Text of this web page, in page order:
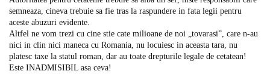
semneaza, cineva trebuie sa fie tras la raspundere in fata legii pentru
aceste abuzuri evidente.
Altfel ne vom trezi cu cine stie cate milioane de noi „tovarasi”, care n-au
nici in clin nici maneca cu Romania, nu locuiesc in aceasta tara, nu
platesc taxe la statul roman, dar au toate drepturile legale de cetatean!
Este INADMISIBIL asa ceva!